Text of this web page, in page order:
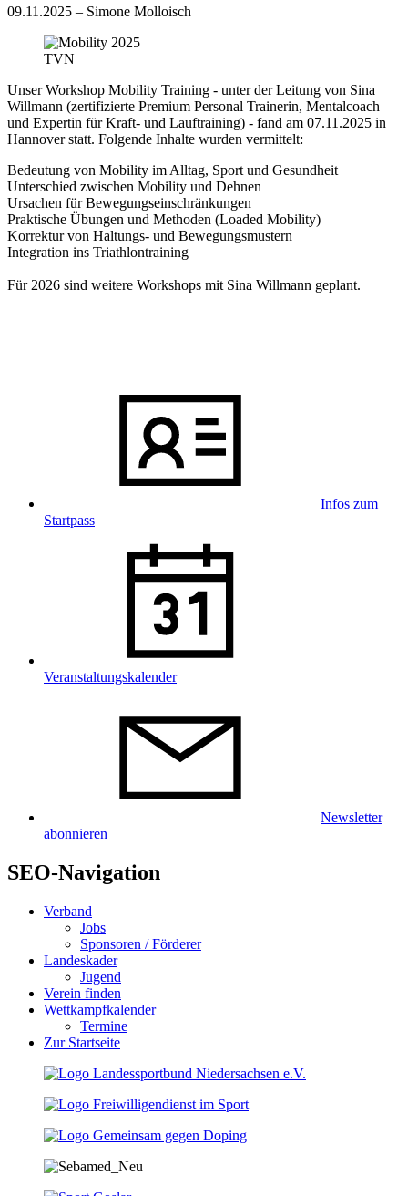
09.11.2025 – Simone Molloisch
TVN
Unser Workshop Mobility Training - unter der Leitung von Sina
Willmann (zertifizierte Premium Personal Trainerin, Mentalcoach
und Expertin für Kraft- und Lauftraining) - fand am 07.11.2025 in
Hannover statt. Folgende Inhalte wurden vermittelt:
Bedeutung von Mobility im Alltag, Sport und Gesundheit
Unterschied zwischen Mobility und Dehnen
Ursachen für Bewegungseinschränkungen
Praktische Übungen und Methoden (Loaded Mobility)
Korrektur von Haltungs- und Bewegungsmustern
Integration ins Triathlontraining
Für 2026 sind weitere Workshops mit Sina Willmann geplant.
Infos zum
Startpass
Veranstaltungskalender
Newsletter
abonnieren
SEO-Navigation
Verband
Jobs
Sponsoren / Förderer
Landeskader
Jugend
Verein finden
Wettkampfkalender
Termine
Zur Startseite